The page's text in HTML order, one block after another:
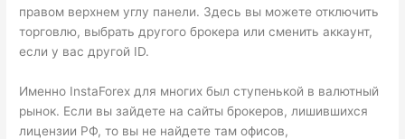
правом верхнем углу панели. Здесь вы можете отключить
торговлю, выбрать другого брокера или сменить аккаунт,
если у вас другой ID.
Именно InstaForex для многих был ступенькой в валютный
рынок. Если вы зайдете на сайты брокеров, лишившихся
лицензии РФ, то вы не найдете там офисов,